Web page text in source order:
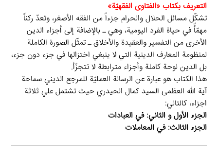
التعریف بکتاب «الفتاوی الفقهیّة»
تشكّل مسائل الحلال والحرام جزءاً من الفقه الأصغر، وتعدّ ركناً
مهمّاًً في حياة الفرد اليومية، وهي ـ بالإضافة إلى أجزاء الدين
الأخرى من التفسير والعقيدة والأخلاق ـ تمثّل الصورة الكاملة
لمنظومة المعارف الدينية التي لا ينبغي اختزالها في جزء دون جزء،
بل الدين لوحة كاملة وأجزاء مترابطة لا تتجزّأ.
هذا الکتاب هو عبارة عن الرسالة العملیّة للمرجع الدیني سماحة
آیة الله العظمی السید کمال الحیدري حيث تشتمل علي ثلاثة
اجزاء، كالتالي:
الجزء الأول و الثاني: في العبادات
الجزء الثالث: في المعاملات